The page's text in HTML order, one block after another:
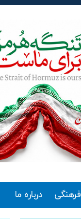
فرهنگی درباره ما